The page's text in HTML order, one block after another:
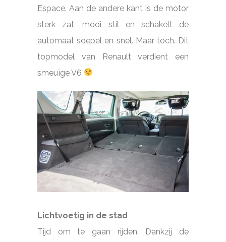
Espace. Aan de andere kant is de motor
sterk zat, mooi stil en schakelt de
automaat soepel en snel. Maar toch. Dit
topmodel van Renault verdient een
smeuïge V6
Lichtvoetig in de stad
Tijd om te gaan rijden. Dankzij de